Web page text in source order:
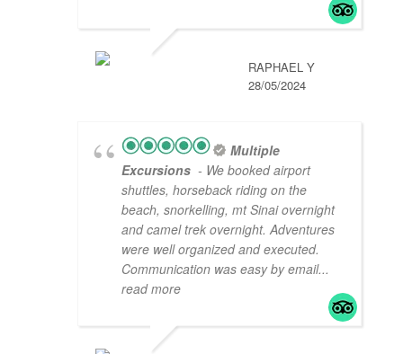
RAPHAEL Y
28/05/2024
Multiple
Excursions - We booked airport
shuttles, horseback riding on the
beach, snorkelling, mt Sinai overnight
and camel trek overnight. Adventures
were well organized and executed.
Communication was easy by email...
read more